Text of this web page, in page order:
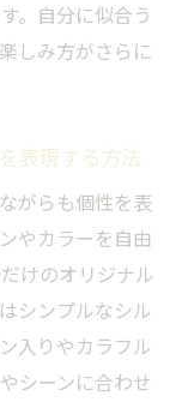
。自分に似合う
しみ方がさらに
表現する方法
がらも個性を表
やカラーを自由
けのオリジナル
シンプルなシル
入りやカラフル
シーンに合わせ